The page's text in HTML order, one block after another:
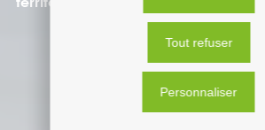
territoires.
Tout refuser
Personnaliser